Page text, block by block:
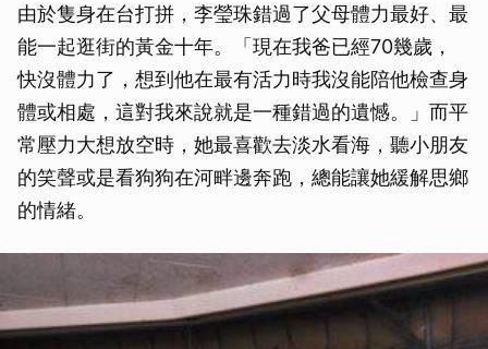
由於隻身在台打拼，李瑩珠錯過了父母體力最好、最
能一起逛街的黃金十年。「現在我爸已經70幾歲，
快沒體力了，想到他在最有活力時我沒能陪他檢查身
體或相處，這對我來說就是一種錯過的遺憾。」而平
常壓力大想放空時，她最喜歡去淡水看海，聽小朋友
的笑聲或是看狗狗在河畔邊奔跑，總能讓她緩解思鄉
的情緒。